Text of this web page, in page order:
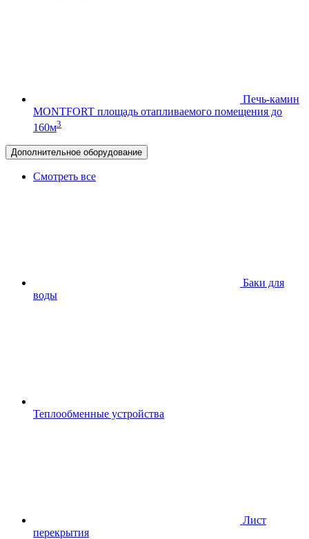
Печь-камин
MONTFORT площадь отапливаемого помещения до
160м3
Дополнительное оборудование
Смотреть все
Баки для
воды
Теплообменные устройства
Лист
перекрытия